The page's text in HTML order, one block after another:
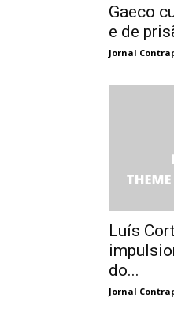
Gaeco
e de
Jornal
Luís
do...
Jornal